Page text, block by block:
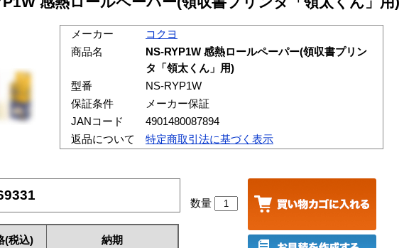
メーカー
コクヨ
商品名
NS-RYP1W 感熱ロールペーパー(領収書プリン
タ「領太くん」用)
型番
NS-RYP1W
保証条件
メーカー保証
JANコード
4901480087894
返品について
特定商取引法に基づく表示
(税込) 納期
数量